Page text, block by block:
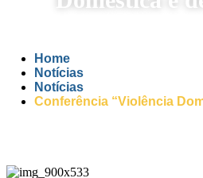
Home
Notícias
Notícias
Conferência “Violência